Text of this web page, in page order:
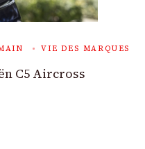
VIE DES MARQUES
C5 Aircross